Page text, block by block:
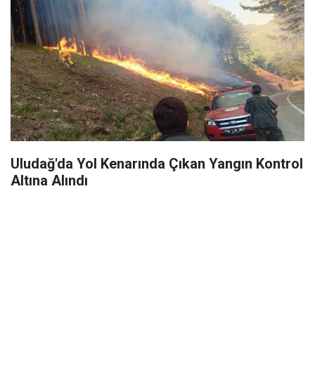
Uludağ'da Yol Kenarında Çıkan Yangın Kontrol
Altına Alındı